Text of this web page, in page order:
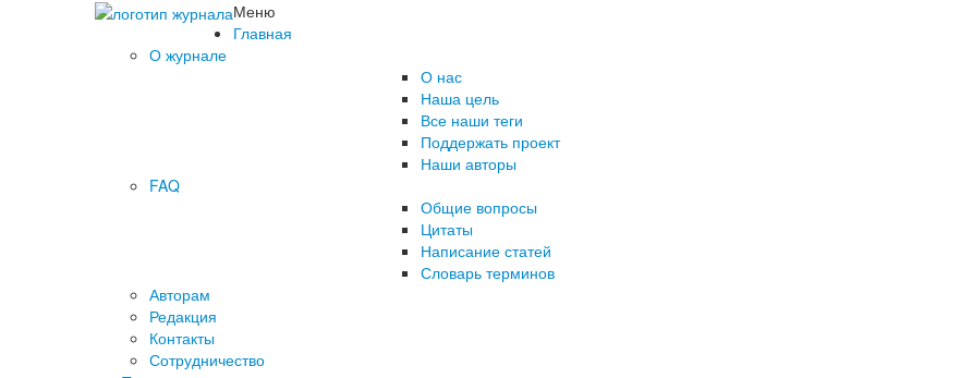
Меню
Главная
О журнале
О нас
Наша цель
Все наши теги
Поддержать проект
Наши авторы
FAQ
Общие вопросы
Цитаты
Написание статей
Словарь терминов
Авторам
Редакция
­Контакты
Сотрудничество